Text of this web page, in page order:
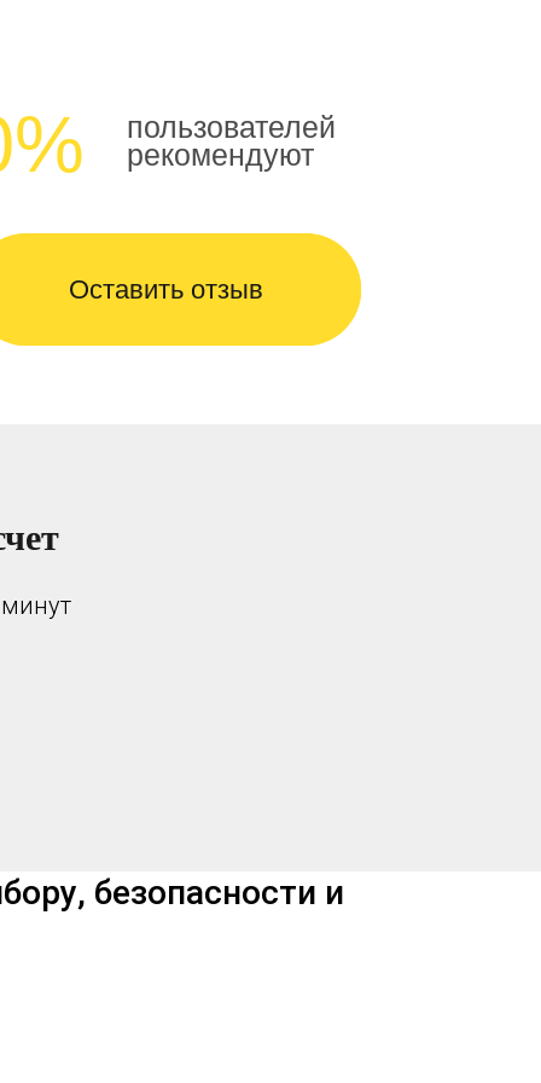
пользователей
рекомендуют
Оставить отзыв
безопасности и